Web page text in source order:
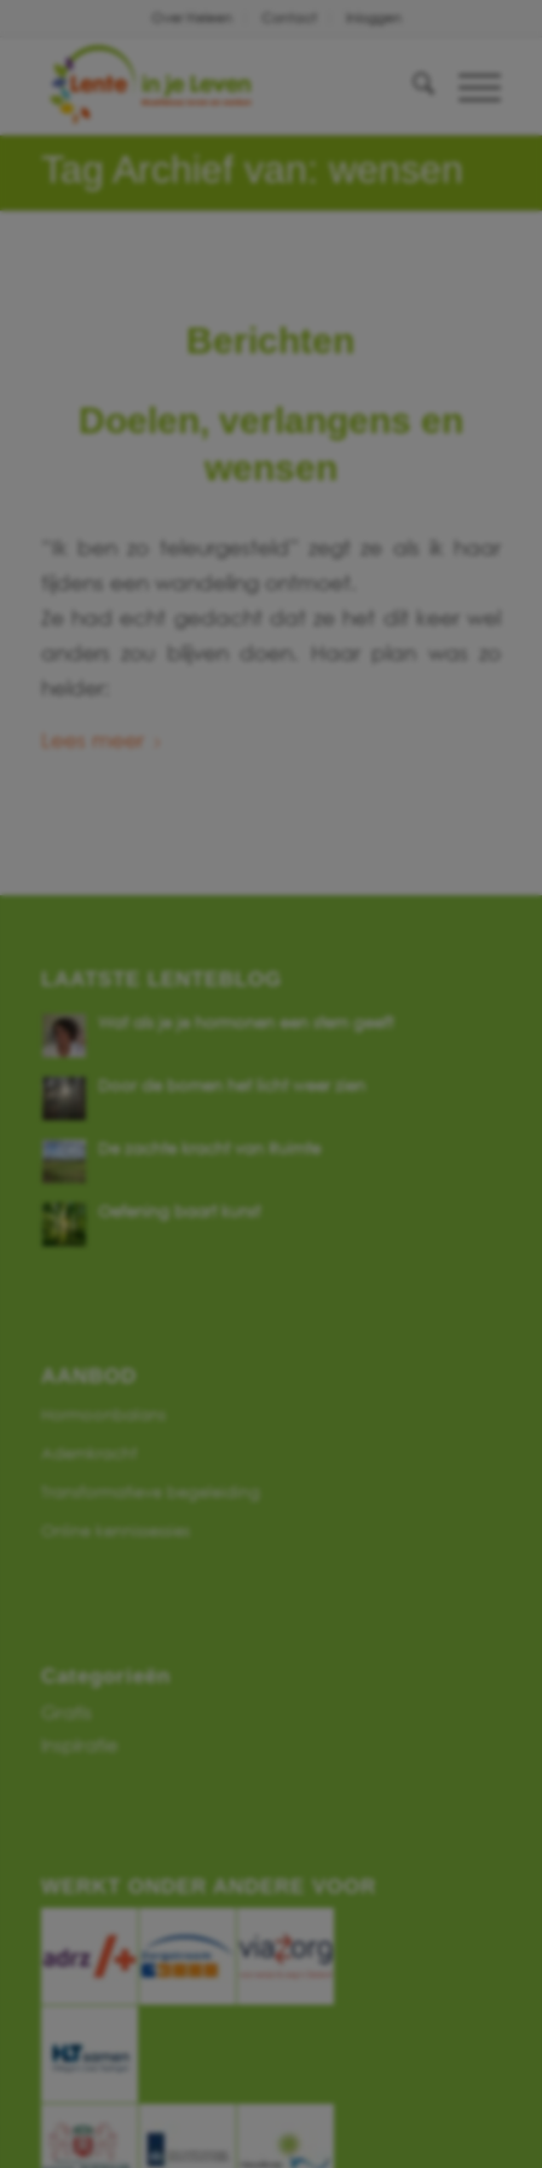
Over Heleen Inloggen
Tag Archief van: wensen
Berichten
Doelen, verlangens en
wensen
“Ik ben zo teleurgesteld” zegt ze als ik haar
tijdens een wandeling ontmoet.
Ze had echt gedacht dat ze het dit keer wel
anders zou blijven doen. Haar plan was zo
helder:
Lees meer
LAATSTE LENTEBLOG
Wat als je je hormonen een stem geeft
Door de bomen het licht weer zien
De zachte kracht van Ruimte
Oefening baart kunst
AANBOD
Hormoonbalans
Ademkracht
Transformatieve begeleiding
Online kennissessies
Categorieën
Gratis
Inspiratie
WERKT ONDER ANDERE VOOR